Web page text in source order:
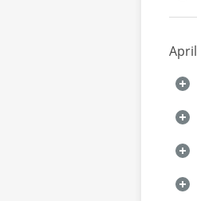
April